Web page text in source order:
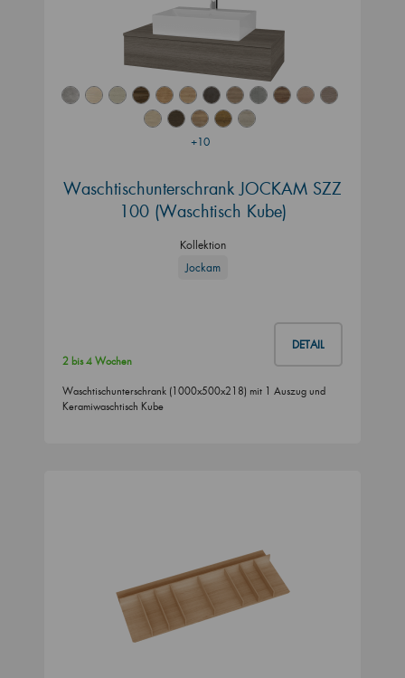
+10
Waschtischunterschrank JOCKAM SZZ
100 (Waschtisch Kube)
Kollektion
Jockam
DETAIL
2 bis 4 Wochen
Waschtischunterschrank (1000x500x218) mit 1 Auszug und
Keramiwaschtisch Kube